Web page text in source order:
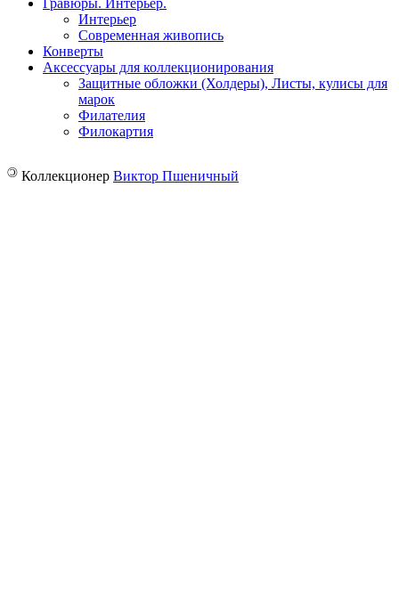
Интерьер
Современная живопись
Конверты
Аксессуары для коллекционирования
Защитные обложки (Холдеры), Листы, кулисы для
марок
Филателия
Филокартия
© Коллекционер Виктор Пшеничный